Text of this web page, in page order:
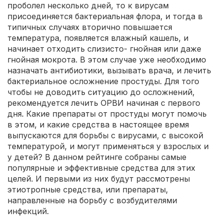
проболел несколько дней, то к вирусам
присоединяется бактериальная флора, и тогда в
типичных случаях вторично повышается
температура, появляется влажный кашель, и
начинает отходить слизисто- гнойная или даже
гнойная мокрота. В этом случае уже необходимо
назначать антибиотики, вызывать врача, и лечить
бактериальное осложнение простуды. Для того
чтобы не доводить ситуацию до осложнений,
рекомендуется лечить ОРВИ начиная с первого
дня. Какие препараты от простуды могут помочь
в этом, и какие средства в настоящее время
выпускаются для борьбы с вирусами, с высокой
температурой, и могут применяться у взрослых и
у детей? В данном рейтинге собраны самые
популярные и эффективные средства для этих
целей. И первыми из них будут рассмотрены
этиотропные средства, или препараты,
направленные на борьбу с возбудителями
инфекций.